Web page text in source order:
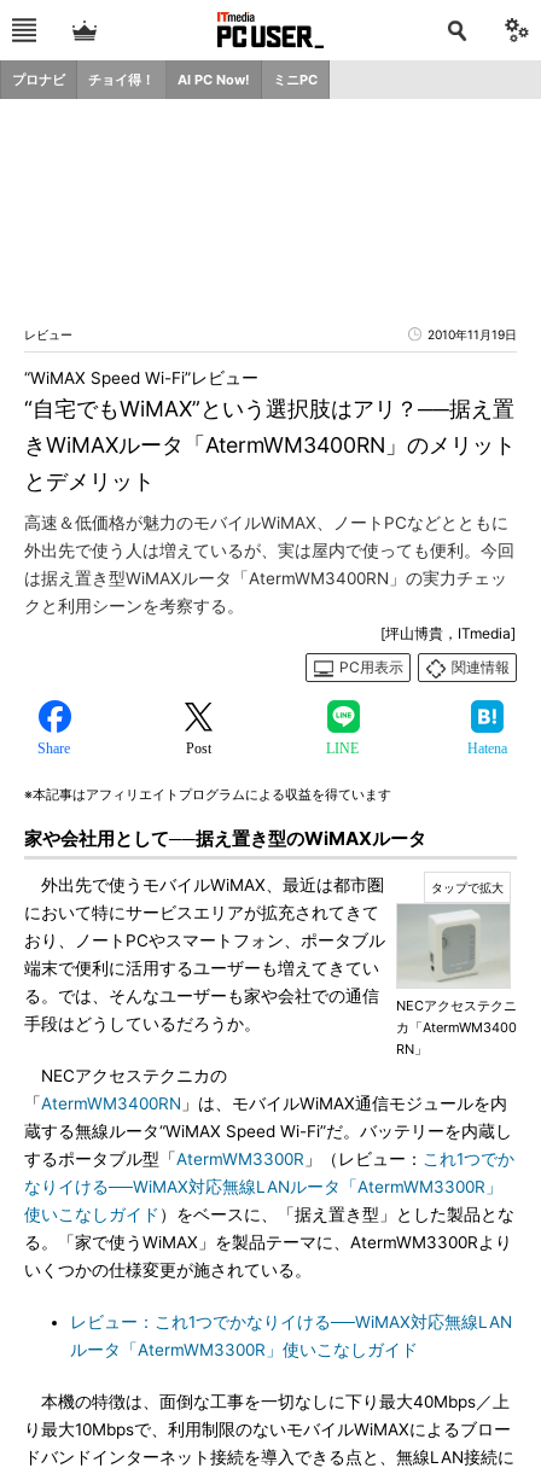
プロナビ チョイ得！ AI PC Now! ミニPC
レビュー 2010年11月19日
“自宅でもWiMAX”という選択肢はアリ？──据え置
きWiMAXルータ「AtermWM3400RN」のメリット
とデメリット
“WiMAX Speed Wi-Fi”レビュー
高速＆低価格が魅力のモバイルWiMAX、ノートPCなどとともに
外出先で使う人は増えているが、実は屋内で使っても便利。今回
は据え置き型WiMAXルータ「AtermWM3400RN」の実力チェッ
クと利用シーンを考察する。
[坪山博貴，ITmedia]
PC用表示
関連情報
Share Post LINE Hatena
※本記事はアフィリエイトプログラムによる収益を得ています
家や会社用として──据え置き型のWiMAXルータ
NECアクセステクニ
カ「AtermWM3400
RN」
外出先で使うモバイルWiMAX、最近は都市圏
において特にサービスエリアが拡充されてきて
おり、ノートPCやスマートフォン、ポータブル
端末で便利に活用するユーザーも増えてきてい
る。では、そんなユーザーも家や会社での通信
手段はどうしているだろうか。
NECアクセステクニカの
「AtermWM3400RN 」は、モバイルWiMAX通信モジュールを内
蔵する無線ルータ“WiMAX Speed Wi-Fi”だ。バッテリーを内蔵し
するポータブル型「AtermWM3300R 」（レビュー： これ1つでか
なりイける──WiMAX対応無線LANルータ「AtermWM3300R」
使いこなしガイド ）をベースに、「据え置き型」とした製品とな
る。「家で使うWiMAX」を製品テーマに、AtermWM3300Rより
いくつかの仕様変更が施されている。
レビュー：これ1つでかなりイける──WiMAX対応無線LAN
ルータ「AtermWM3300R」使いこなしガイド
本機の特徴は、面倒な工事を一切なしに下り最大40Mbps／上
り最大10Mbpsで、利用制限のないモバイルWiMAXによるブロー
ドバンドインターネット接続を導入できる点と、無線LAN接続に